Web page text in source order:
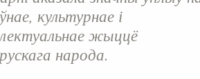
культурнае і
жыццё
народа.